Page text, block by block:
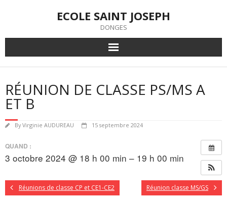
ECOLE SAINT JOSEPH
DONGES
RÉUNION DE CLASSE PS/MS A
ET B
ByVirginie AUDUREAU 15 septembre 2024
QUAND :
3 octobre 2024 @ 18 h 00 min – 19 h 00 min
Réunions de classe CP et CE1-CE2 Réunion classe MS/GS